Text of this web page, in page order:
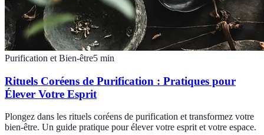
Purification et Bien-être5 min
Rituels Coréens de Purification : Pratiques pour
Élever Votre Esprit
Plongez dans les rituels coréens de purification et transformez votre
bien-être. Un guide pratique pour élever votre esprit et votre espace.